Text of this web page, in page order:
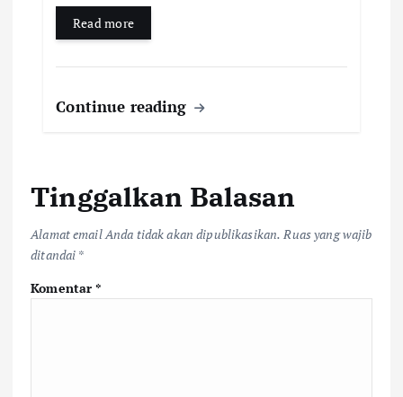
Read more
Continue reading
Tinggalkan Balasan
Alamat email Anda tidak akan dipublikasikan. Ruas yang wajib
ditandai *
Komentar*